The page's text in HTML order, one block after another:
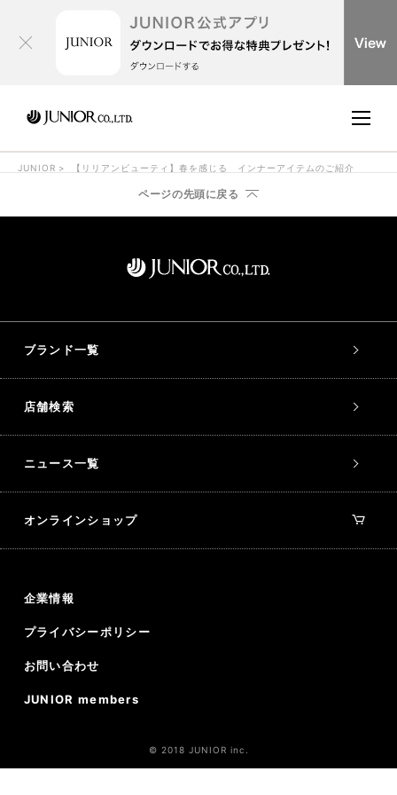
JUNIOR 【リリアンビューティ】春を感じる インナーアイテムのご紹介
ページの先頭に戻る
ブランド一覧
店舗検索
ニュース一覧
オンラインショップ
企業情報
プライバシーポリシー
お問い合わせ
JUNIOR members
© 2018 JUNIOR inc.